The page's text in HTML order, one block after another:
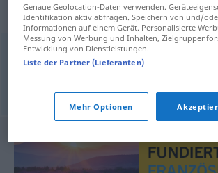
Synonyme für
nécrose,ulcère,mortification
© myThes Dicollecte
Genaue Geolocation-Daten verwenden.
Identifikation aktiv abfragen. Speichern von und/
Informationen auf einem Gerät. Personalisierte
Messung von Werbung und Inhalten,
Entwicklung von Dienstleistungen.
Liste der Partner (Lieferanten)
Mehr Optionen